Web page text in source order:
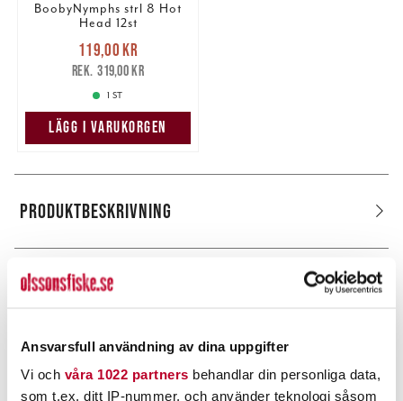
Ansvarsfull användning av dina uppgifter
Vi och våra 1022 partners behandlar din personliga data,
som t.ex. ditt IP-nummer, och använder teknologi såsom
BoobyNymphs strl 8 Hot
Head 12st
Nuvarande pris
119,00 krTidigare pris
319,00 kr
119,00 kr
319,00 kr
1 ST
LÄGG I VARUKORGEN
PRODUKTBESKRIVNING